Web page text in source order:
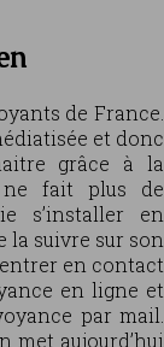
de France.
et donc
grâce à la
ne fait plus de
s’installer en
la suivre sur son
en contact
en ligne et
par mail.
met aujourd’hui